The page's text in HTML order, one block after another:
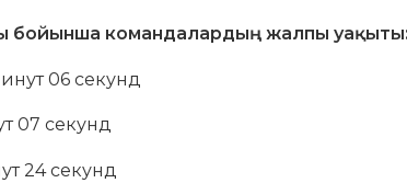
бойынша командалардың жалпы уақыты:
06 секунд
07 секунд
24 секунд